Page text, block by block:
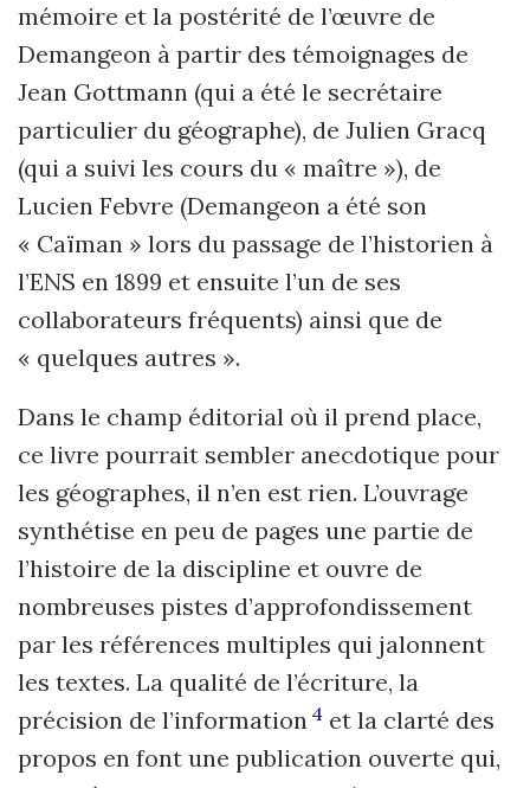
mémoire et la postérité de l’œuvre de
Demangeon à partir des témoignages de
Jean Gottmann (qui a été le secrétaire
particulier du géographe), de Julien Gracq
(qui a suivi les cours du « maître »), de
Lucien Febvre (Demangeon a été son
« Caïman » lors du passage de l’historien à
l’ENS en 1899 et ensuite l’un de ses
collaborateurs fréquents) ainsi que de
« quelques autres ».
Dans le champ éditorial où il prend place,
ce livre pourrait sembler anecdotique pour
les géographes, il n’en est rien. L’ouvrage
synthétise en peu de pages une partie de
l’histoire de la discipline et ouvre de
nombreuses pistes d’approfondissement
par les références multiples qui jalonnent
les textes. La qualité de l’écriture, la
précision de l’information 4 et la clarté des
propos en font une publication ouverte qui,